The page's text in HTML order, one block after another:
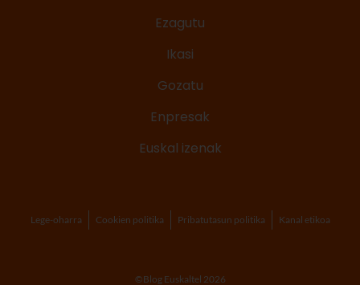
Ezagutu
Ikasi
Gozatu
Enpresak
Euskal izenak
Lege-oharra Cookien politika Pribatutasun politika Kanal etikoa
©Blog Euskaltel 2026